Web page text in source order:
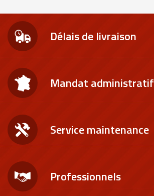
Délais de livraison
Mandat administratif
Service maintenance
Professionnels